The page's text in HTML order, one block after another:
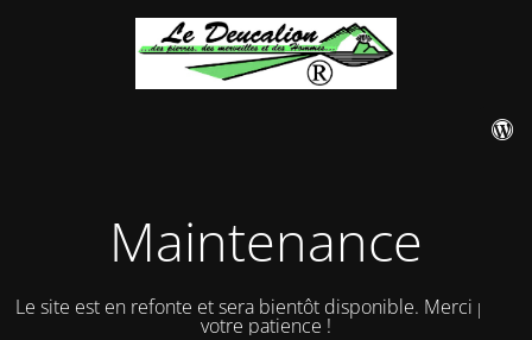
Maintenance
Le site est en refonte et sera bientôt disponible. Merci pour
votre patience !